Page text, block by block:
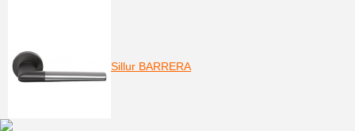
Sillur BARRERA